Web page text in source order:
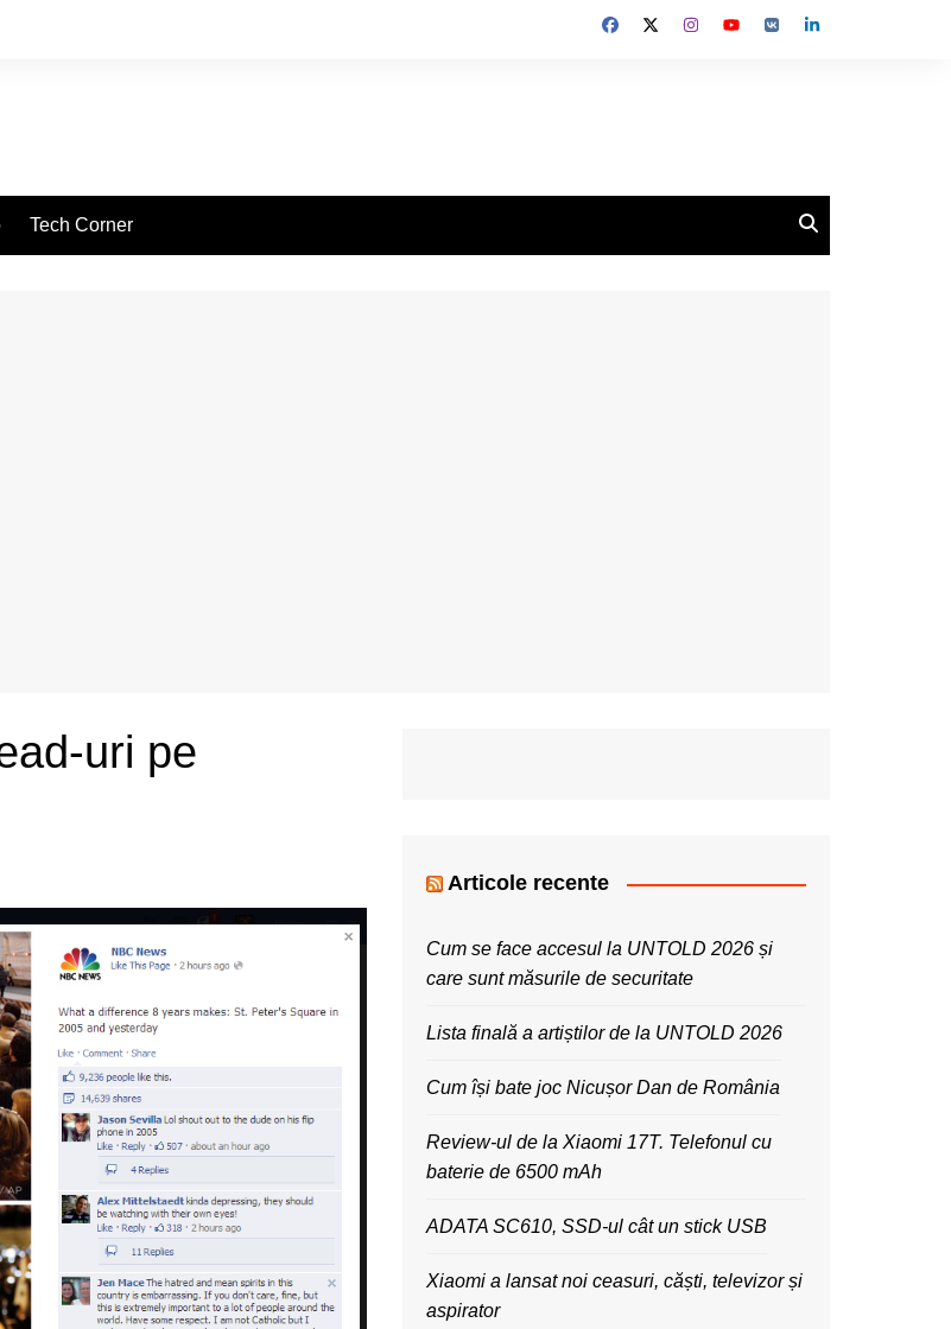
Tech Corner
uri pe
Articole recente
Cum se face accesul la UNTOLD 2026 și
care sunt măsurile de securitate
Lista finală a artiștilor de la UNTOLD 2026
Cum își bate joc Nicușor Dan de România
Review-ul de la Xiaomi 17T. Telefonul cu
baterie de 6500 mAh
ADATA SC610, SSD-ul cât un stick USB
Xiaomi a lansat noi ceasuri, căști, televizor și
aspirator